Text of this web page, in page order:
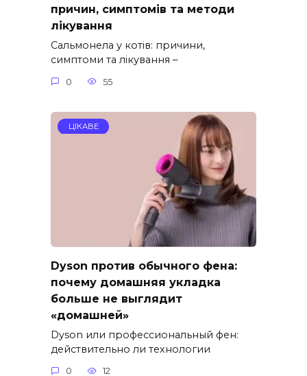
причин, симптомів та методи
лікування
Сальмонела у котів: причини,
симптоми та лікування –
0 55
ЦІКАВЕ
Dyson против обычного фена:
почему домашняя укладка
больше не выглядит
«домашней»
Dyson или профессиональный фен:
действительно ли технологии
0 12